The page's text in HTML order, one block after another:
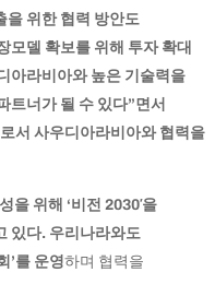
을 위한 협력 방안도
모델 확보를 위해 투자 확대
아라비아와 높은 기술력을
트너가 될 수 있다”면서
서 사우디아라비아와 협력을
을 위해 ‘비전 2030′을
있다. 우리나라와도
’를 운영하며 협력을